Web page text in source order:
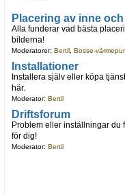
Placering av inne
Alla funderar vad bästa
bilderna!
Moderatorer: Bertil, Bosse-
Installationer
Installera själv eller köpa
här.
Moderator: Bertil
Driftsforum
Problem eller inställningar du
för dig!
Moderator: Bertil